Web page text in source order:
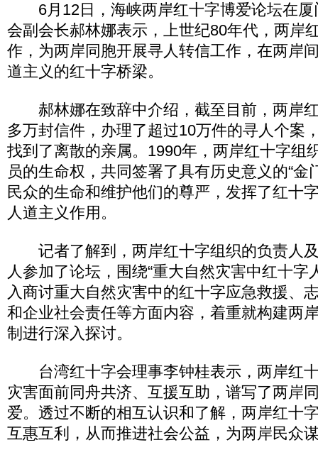
6月12日，海峡两岸红十字博爱论坛在厦
会副会长郝林娜表示，上世纪80年代，两岸
作，为两岸同胞开展寻人转信工作，在两岸
道主义的红十字桥梁。
郝林娜在致辞中介绍，截至目前，两岸
多万封信件，办理了超过10万件的寻人个案
找到了离散的亲属。1990年，两岸红十字组
员的生命权，共同签署了具有历史意义的“金
民众的生命和维护他们的尊严，发挥了红十
人道主义作用。
记者了解到，两岸红十字组织的负责人
人参加了论坛，围绕“重大自然灾害中红十字
入商讨重大自然灾害中的红十字应急救援、
和企业社会责任等方面内容，着重就构建两
制进行深入探讨。
台湾红十字会理事李钟桂表示，两岸红
灾害面前同舟共济、互援互助，谱写了两岸
爱。透过不断的相互认识和了解，两岸红十
互惠互利，从而推进社会公益，为两岸民众